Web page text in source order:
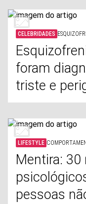
CELEBRIDADES
foram
triste e
LIFESTYLE
Mentira:
pessoas